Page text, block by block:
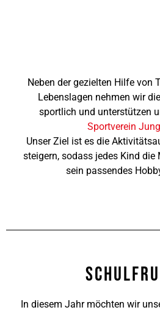
Neben der gezielten Hilfe von
Lebenslagen nehmen wir
sportlich und unterstützen
Sportverein
Unser Ziel ist es die
steigern, sodass jedes Kind
sein passendes
In diesem Jahr möchten wir